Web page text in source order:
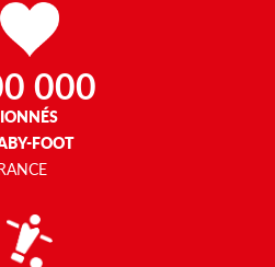
000
FOOT